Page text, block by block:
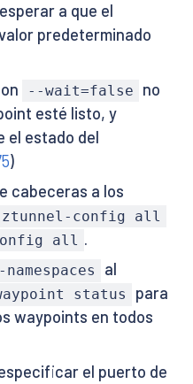
a que el
predeterminado
--wait=false
no
esté listo, y
el estado del
)
cabeceras a los
config all
all .
al
status
para
waypoints en todos
el puerto de